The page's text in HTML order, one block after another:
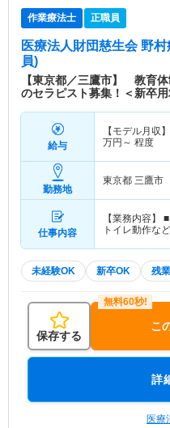
作業療法士 正職員
医療法人財団慈生会 野村
員)
【東京都／三鷹市】 教育
のセラピスト募集！＜新卒用
給与
【モデル月収】
万円～ 程度
勤務地
東京都 三鷹市
仕事内容
【業務内容】
トイレ動作な
未経験OK 新卒OK 残
保存する
こ
詳
医